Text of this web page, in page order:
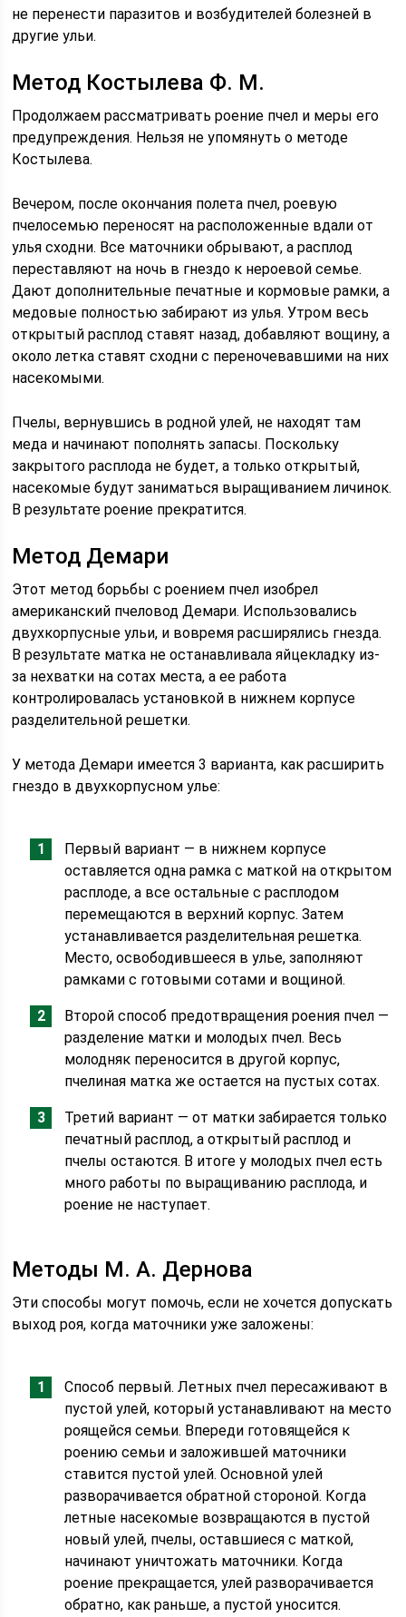
не перенести паразитов и возбудителей болезней в
другие ульи.
Метод Костылева Ф. М.
Продолжаем рассматривать роение пчел и меры его
предупреждения. Нельзя не упомянуть о методе
Костылева.
Вечером, после окончания полета пчел, роевую
пчелосемью переносят на расположенные вдали от
улья сходни. Все маточники обрывают, а расплод
переставляют на ночь в гнездо к нероевой семье.
Дают дополнительные печатные и кормовые рамки, а
медовые полностью забирают из улья. Утром весь
открытый расплод ставят назад, добавляют вощину, а
около летка ставят сходни с переночевавшими на них
насекомыми.
Пчелы, вернувшись в родной улей, не находят там
меда и начинают пополнять запасы. Поскольку
закрытого расплода не будет, а только открытый,
насекомые будут заниматься выращиванием личинок.
В результате роение прекратится.
Метод Демари
Этот метод борьбы с роением пчел изобрел
американский пчеловод Демари. Использовались
двухкорпусные ульи, и вовремя расширялись гнезда.
В результате матка не останавливала яйцекладку из-
за нехватки на сотах места, а ее работа
контролировалась установкой в нижнем корпусе
разделительной решетки.
У метода Демари имеется 3 варианта, как расширить
гнездо в двухкорпусном улье:
Первый вариант — в нижнем корпусе
оставляется одна рамка с маткой на открытом
расплоде, а все остальные с расплодом
перемещаются в верхний корпус. Затем
устанавливается разделительная решетка.
Место, освободившееся в улье, заполняют
рамками с готовыми сотами и вощиной.
Второй способ предотвращения роения пчел —
разделение матки и молодых пчел. Весь
молодняк переносится в другой корпус,
пчелиная матка же остается на пустых сотах.
Третий вариант — от матки забирается только
печатный расплод, а открытый расплод и
пчелы остаются. В итоге у молодых пчел есть
много работы по выращиванию расплода, и
роение не наступает.
Методы М. А. Дернова
Эти способы могут помочь, если не хочется допускать
выход роя, когда маточники уже заложены:
Способ первый. Летных пчел пересаживают в
пустой улей, который устанавливают на место
роящейся семьи. Впереди готовящейся к
роению семьи и заложившей маточники
ставится пустой улей. Основной улей
разворачивается обратной стороной. Когда
летные насекомые возвращаются в пустой
новый улей, пчелы, оставшиеся с маткой,
начинают уничтожать маточники. Когда
роение прекращается, улей разворачивается
обратно, как раньше, а пустой уносится.